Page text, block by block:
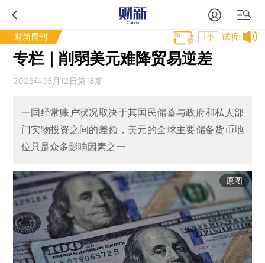
财新周刊 试听
T中
专栏｜削弱美元难降贸易逆差
2025年05月12日第18期
一国经常账户状况取决于其国民储蓄与政府和私人部
门实物投资之间的差额，美元的全球主要储备货币地
位只是众多影响因素之一
原图